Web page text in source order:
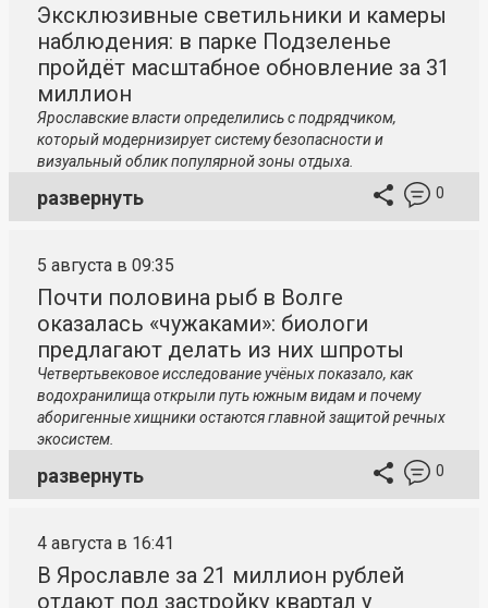
Эксклюзивные светильники и камеры
наблюдения: в парке Подзеленье
пройдёт масштабное обновление за 31
миллион
Ярославские власти определились с подрядчиком,
который модернизирует систему безопасности и
визуальный облик популярной зоны отдыха.
развернуть 0
5 августа в 09:35
Почти половина рыб в Волге
оказалась «чужаками»: биологи
предлагают делать из них шпроты
Четвертьвековое исследование учёных показало, как
водохранилища открыли путь южным видам и почему
аборигенные хищники остаются главной защитой речных
экосистем.
развернуть 0
4 августа в 16:41
В Ярославле за 21 миллион рублей
отдают под застройку квартал у